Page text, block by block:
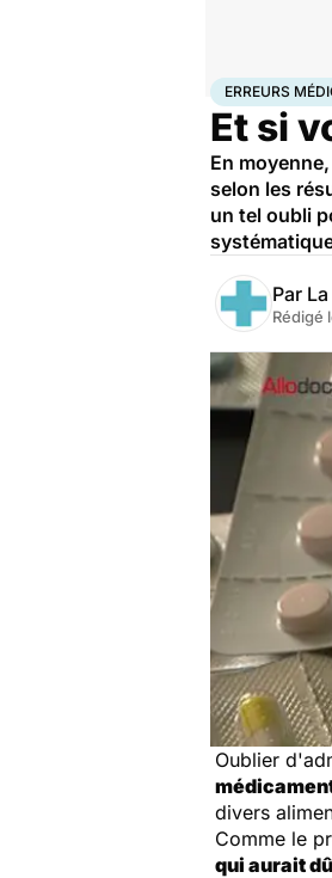
AccueilSanté
ERREURS
Et si
En
selon les
un tel oubli
Par
Rédigé
Oublier
divers
Comme le
qui aurait